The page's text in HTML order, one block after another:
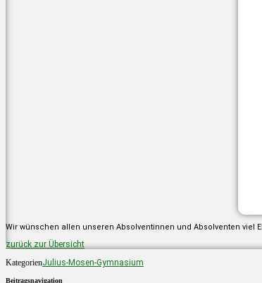
Wir wünschen allen unseren Absolventinnen und Absolventen
zurück zur Übersicht
KategorienJulius-Mosen-Gymnasium
Beitragsnavigation